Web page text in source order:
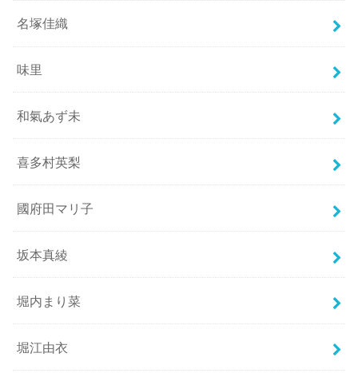
名塚佳織
味里
和氣あず未
喜多村英梨
國府田マリ子
坂本真綾
堀内まり菜
堀江由衣